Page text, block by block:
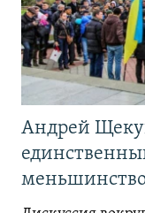
Андрей